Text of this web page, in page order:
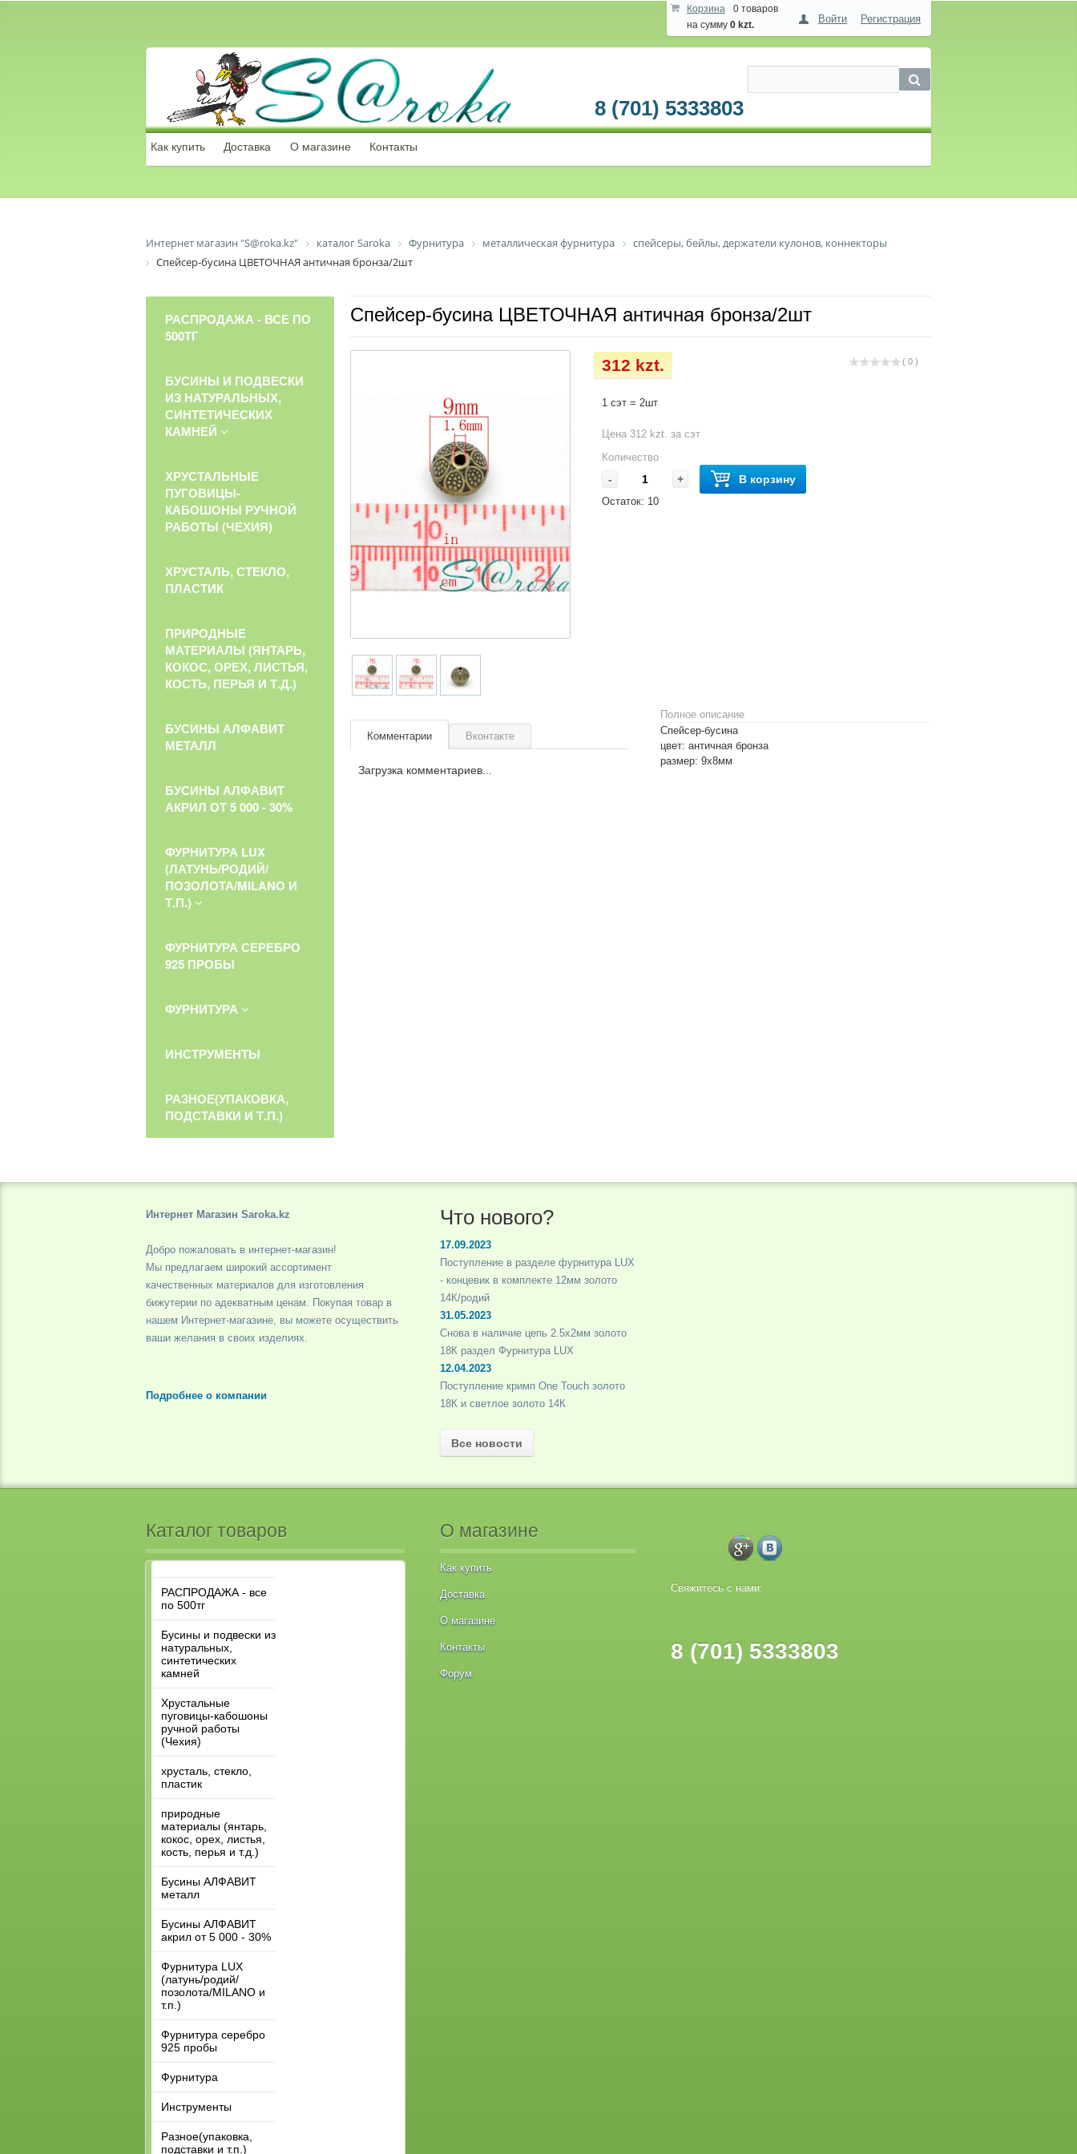
Корзина
0 товаров
на сумму 0 kzt. Войти Регистрация
8 (701) 5333803
Как купить Доставка О магазине Контакты
Интернет магазин "S@roka.kz" каталог Saroka Фурнитура металлическая фурнитура
спейсеры, бейлы, держатели кулонов, коннекторы
Спейсер-бусина ЦВЕТОЧНАЯ античная бронза/2шт
Спейсер-бусина ЦВЕТОЧНАЯ античная бронза/2шт
( 0 )
312 kzt.
1 сэт = 2шт
Цена 312 kzt. за сэт
Количество
- + В корзину
Остаток: 10
Полное описание
Спейсер-бусина
цвет: античная бронза
размер: 9х8мм
Комментарии Вконтакте
Загрузка комментариев...
РАСПРОДАЖА - ВСЕ ПО
500ТГ
БУСИНЫ И ПОДВЕСКИ
ИЗ НАТУРАЛЬНЫХ,
СИНТЕТИЧЕСКИХ
КАМНЕЙ
ХРУСТАЛЬНЫЕ
ПУГОВИЦЫ-
КАБОШОНЫ РУЧНОЙ
РАБОТЫ (ЧЕХИЯ)
ХРУСТАЛЬ, СТЕКЛО,
ПЛАСТИК
ПРИРОДНЫЕ
МАТЕРИАЛЫ (ЯНТАРЬ,
КОКОС, ОРЕХ, ЛИСТЬЯ,
КОСТЬ, ПЕРЬЯ И Т.Д.)
БУСИНЫ АЛФАВИТ
МЕТАЛЛ
БУСИНЫ АЛФАВИТ
АКРИЛ ОТ 5 000 - 30%
ФУРНИТУРА LUX
(ЛАТУНЬ/РОДИЙ/
ПОЗОЛОТА/MILANO И
Т.П.)
ФУРНИТУРА СЕРЕБРО
925 ПРОБЫ
ФУРНИТУРА
ИНСТРУМЕНТЫ
РАЗНОЕ(УПАКОВКА,
ПОДСТАВКИ И Т.П.)
Интернет Магазин Saroka.kz
Добро пожаловать в интернет-магазин!
Мы предлагаем широкий ассортимент
качественных материалов для изготовления
бижутерии по адекватным ценам. Покупая товар в
нашем Интернет-магазине, вы можете осуществить
ваши желания в своих изделиях.
Подробнее о компании
Что нового?
17.09.2023
Поступление в разделе фурнитура LUX
- концевик в комплекте 12мм золото
14К/родий
31.05.2023
Снова в наличие цепь 2.5х2мм золото
18К раздел Фурнитура LUX
12.04.2023
Поступление кримп One Touch золото
18К и светлое золото 14К
Все новости
Каталог товаров
РАСПРОДАЖА - все
по 500тг
Бусины и подвески из
натуральных,
синтетических
камней
Хрустальные
пуговицы-кабошоны
ручной работы
(Чехия)
хрусталь, стекло,
пластик
природные
материалы (янтарь,
кокос, орех, листья,
кость, перья и т.д.)
Бусины АЛФАВИТ
металл
Бусины АЛФАВИТ
акрил от 5 000 - 30%
Фурнитура LUX
(латунь/родий/
позолота/MILANO и
т.п.)
Фурнитура серебро
925 пробы
Фурнитура
Инструменты
Разное(упаковка,
подставки и т.п.)
О магазине
Как купить
Доставка
О магазине
Контакты
Форум
Свяжитесь с нами:
8 (701) 5333803